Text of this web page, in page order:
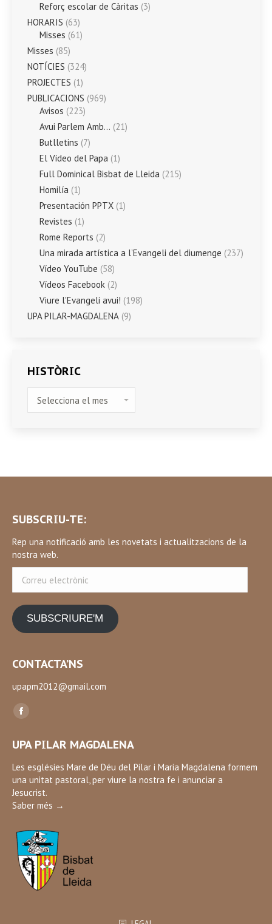
Reforç escolar de Càritas (3)
HORARIS (63)
Misses (61)
Misses (85)
NOTÍCIES (324)
PROJECTES (1)
PUBLICACIONS (969)
Avisos (223)
Avui Parlem Amb… (21)
Butlletins (7)
El Vídeo del Papa (1)
Full Dominical Bisbat de Lleida (215)
Homilía (1)
Presentación PPTX (1)
Revistes (1)
Rome Reports (2)
Una mirada artística a l’Evangeli del diumenge (237)
Vídeo YouTube (58)
Vídeos Facebook (2)
Viure l'Evangeli avui! (198)
UPA PILAR-MAGDALENA (9)
HISTÒRIC
SUBSCRIU-TE:
Rep una notificació amb les novetats i actualitzacions de la
nostra web.
electrònic
SUBSCRIURE'M
CONTACTA’NS
upapm2012@gmail.com
Find us on:
Facebook
opens
in
new
window
UPA PILAR MAGDALENA
Les esglésies Mare de Déu del Pilar i Maria Magdalena formem
una unitat pastoral, per viure la nostra fe i anunciar a
Jesucrist.
Saber més →